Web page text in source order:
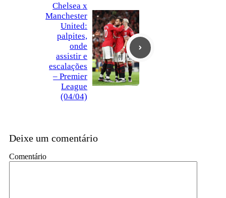
Chelsea x
Manchester
United:
palpites,
onde
assistir e
escalações
– Premier
League
(04/04)
Deixe um comentário
Comentário